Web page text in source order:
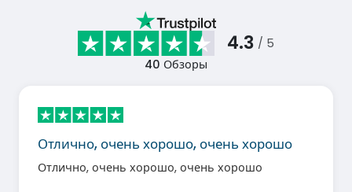
4.3 / 5
40 Обзоры
Отлично, очень хорошо, очень хорошо
Отлично, очень хорошо, очень хорошо